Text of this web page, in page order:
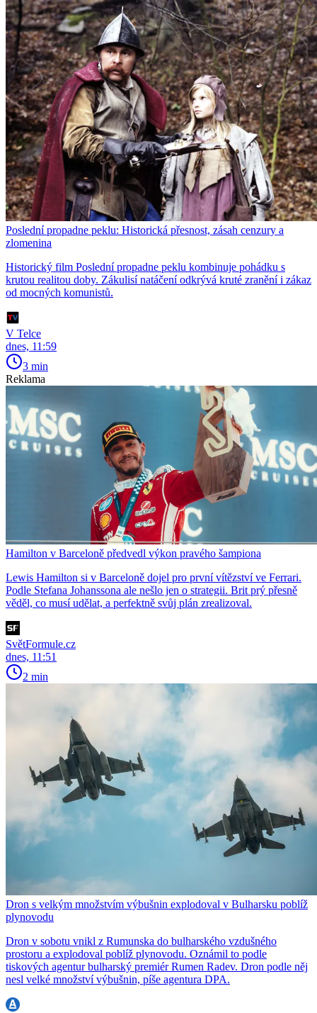
Poslední propadne peklu: Historická přesnost, zásah cenzury a
zlomenina
Historický film Poslední propadne peklu kombinuje pohádku s
krutou realitou doby. Zákulisí natáčení odkrývá kruté zranění i zákaz
od mocných komunistů.
V Telce
dnes, 11:59
3 min
Reklama
Hamilton v Barceloně předvedl výkon pravého šampiona
Lewis Hamilton si v Barceloně dojel pro první vítězství ve Ferrari.
Podle Stefana Johanssona ale nešlo jen o strategii. Brit prý přesně
věděl, co musí udělat, a perfektně svůj plán zrealizoval.
SvětFormule.cz
dnes, 11:51
2 min
Dron s velkým množstvím výbušnin explodoval v Bulharsku poblíž
plynovodu
Dron v sobotu vnikl z Rumunska do bulharského vzdušného
prostoru a explodoval poblíž plynovodu. Oznámil to podle
tiskových agentur bulharský premiér Rumen Radev. Dron podle něj
nesl velké množství výbušnin, píše agentura DPA.